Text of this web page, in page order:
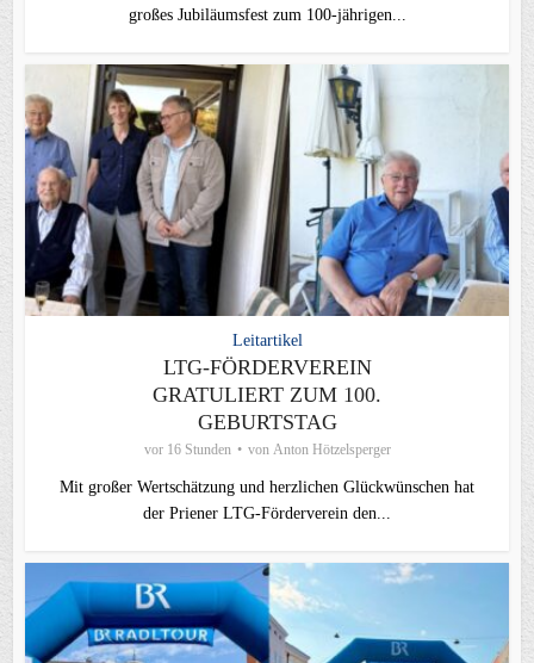
großes Jubiläumsfest zum 100-jährigen...
Leitartikel
LTG-FÖRDERVEREIN
GRATULIERT ZUM 100.
GEBURTSTAG
vor 16 Stunden von Anton Hötzelsperger
Mit großer Wertschätzung und herzlichen Glückwünschen hat
der Priener LTG‑Förderverein den...